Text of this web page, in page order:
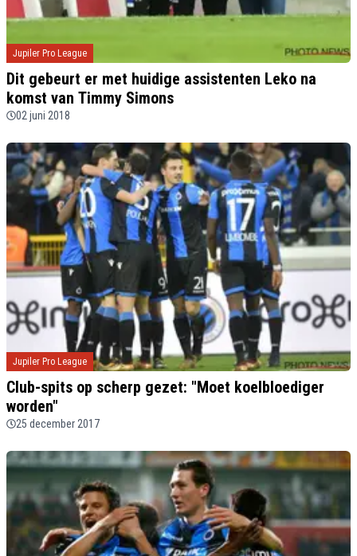
Jupiler Pro League
Dit gebeurt er met huidige assistenten Leko na
komst van Timmy Simons
02 juni 2018
Jupiler Pro League
Club-spits op scherp gezet: "Moet koelbloediger
worden"
25 december 2017